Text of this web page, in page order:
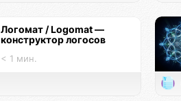
Логомат / Logomat —
конструктор логосов
< 1 мин.